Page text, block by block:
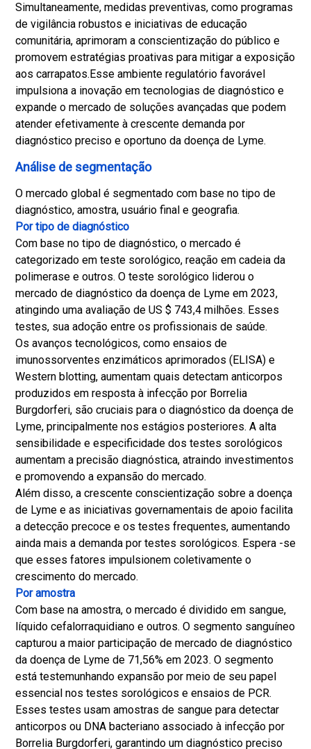
Simultaneamente, medidas preventivas, como programas
de vigilância robustos e iniciativas de educação
comunitária, aprimoram a conscientização do público e
promovem estratégias proativas para mitigar a exposição
aos carrapatos.Esse ambiente regulatório favorável
impulsiona a inovação em tecnologias de diagnóstico e
expande o mercado de soluções avançadas que podem
atender efetivamente à crescente demanda por
diagnóstico preciso e oportuno da doença de Lyme.
Análise de segmentação
O mercado global é segmentado com base no tipo de
diagnóstico, amostra, usuário final e geografia.
Por tipo de diagnóstico
Com base no tipo de diagnóstico, o mercado é
categorizado em teste sorológico, reação em cadeia da
polimerase e outros. O teste sorológico liderou o
mercado de diagnóstico da doença de Lyme em 2023,
atingindo uma avaliação de US $ 743,4 milhões. Esses
testes, sua adoção entre os profissionais de saúde.
Os avanços tecnológicos, como ensaios de
imunossorventes enzimáticos aprimorados (ELISA) e
Western blotting, aumentam quais detectam anticorpos
produzidos em resposta à infecção por Borrelia
Burgdorferi, são cruciais para o diagnóstico da doença de
Lyme, principalmente nos estágios posteriores. A alta
sensibilidade e especificidade dos testes sorológicos
aumentam a precisão diagnóstica, atraindo investimentos
e promovendo a expansão do mercado.
Além disso, a crescente conscientização sobre a doença
de Lyme e as iniciativas governamentais de apoio facilita
a detecção precoce e os testes frequentes, aumentando
ainda mais a demanda por testes sorológicos. Espera -se
que esses fatores impulsionem coletivamente o
crescimento do mercado.
Por amostra
Com base na amostra, o mercado é dividido em sangue,
líquido cefalorraquidiano e outros. O segmento sanguíneo
capturou a maior participação de mercado de diagnóstico
da doença de Lyme de 71,56% em 2023. O segmento
está testemunhando expansão por meio de seu papel
essencial nos testes sorológicos e ensaios de PCR.
Esses testes usam amostras de sangue para detectar
anticorpos ou DNA bacteriano associado à infecção por
Borrelia Burgdorferi, garantindo um diagnóstico preciso